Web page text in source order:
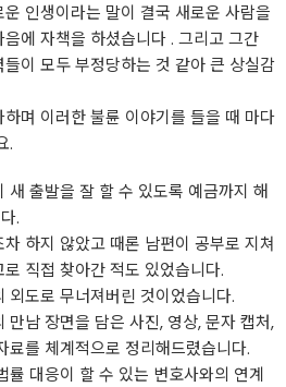
인생이라는 말이 결국 새로운 사람을
에 자책을 하셨습니다 . 그리고 그간
이 모두 부정당하는 것 같아 큰 상실감
하며 이러한 불륜 이야기를 들을 때 마다
.
새 출발을 잘 할 수 있도록 예금까지 해
.
하지 않았고 때론 남편이 공부로 지쳐
직접 찾아간 적도 있었습니다.
외도로 무너져버린 것이었습니다.
만남 장면을 담은 사진, 영상, 문자 캡처,
료를 체계적으로 정리해드렸습니다.
률 대응이 할 수 있는 변호사와의 연계